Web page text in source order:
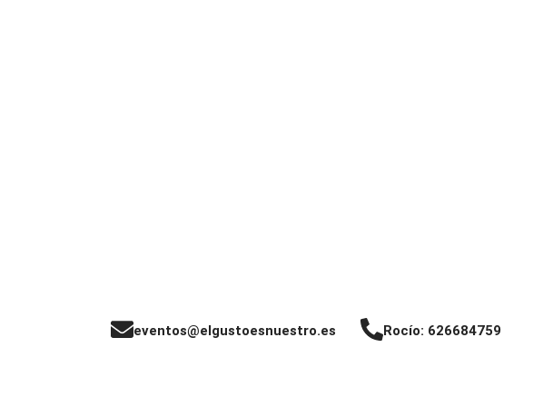
eventos@elgustoesnuestro.es Rocío: 626684759